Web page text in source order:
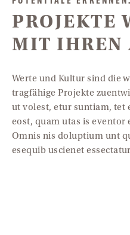
PROJEKTE
MIT IHREN
Werte und Kultur sind die
tragfähige Projekte
ut volest, etur suntiam, tet
eost, quam utas is eventor
Omnis nis doluptium unt
esequib uscienet